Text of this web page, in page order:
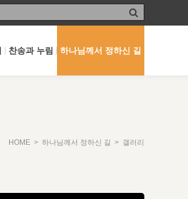
찬송과 누림 하나님께서 정하신 길
HOME > 하나님께서 정하신 길 > 갤러리